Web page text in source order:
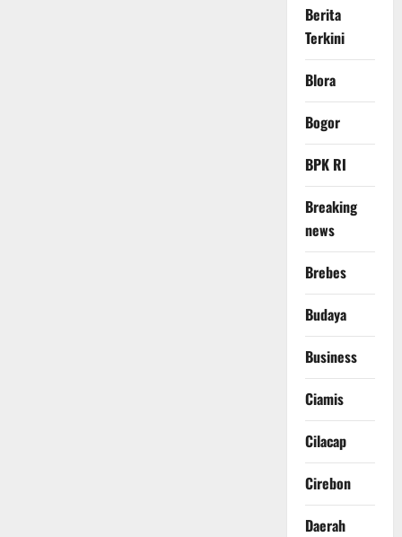
Berita
Terkini
Blora
Bogor
BPK RI
Breaking
news
Brebes
Budaya
Business
Ciamis
Cilacap
Cirebon
Daerah